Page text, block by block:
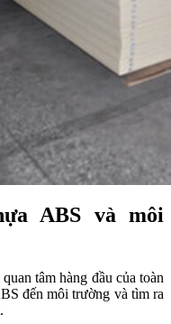
ABS và môi
tâm hàng đầu của toàn
đến môi trường và tìm ra